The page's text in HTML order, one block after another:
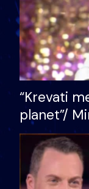
“Krevati
planet”/
bukura në
mungojë